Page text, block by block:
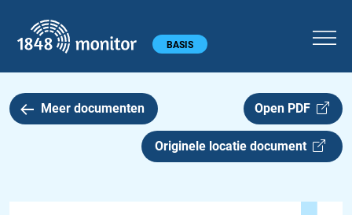
Hoofdmenu BASIS
Meer documenten Open PDF
Originele locatie document